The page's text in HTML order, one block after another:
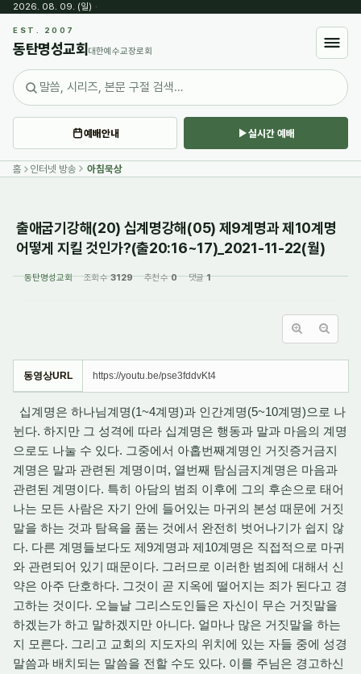
2026. 08. 09. (일) ·
EST. 2007
동탄명성교회 대한예수교장로회
예배안내 실시간 예배
홈 인터넷 방송 아침묵상
출애굽기강해(20) 십계명강해(05) 제9계명과 제10계명
어떻게 지킬 것인가?(출20:16~17)_2021-11-22(월)
동탄명성교회 조회 수3129 추천 수0 댓글1
동영상URL https://youtu.be/pse3fddvKt4
십계명은 하나님계명(1~4계명)과 인간계명(5~10계명)으로 나
뉜다. 하지만 그 성격에 따라 십계명은 행동과 말과 마음의 계명
으로도 나눌 수 있다. 그중에서 아홉번째계명인 거짓증거금지
계명은 말과 관련된 계명이며, 열번째 탐심금지계명은 마음과
관련된 계명이다. 특히 아담의 범죄 이후에 그의 후손으로 태어
나는 모든 사람은 자기 안에 들어있는 마귀의 본성 때문에 거짓
말을 하는 것과 탐욕을 품는 것에서 완전히 벗어나기가 쉽지 않
다. 다른 계명들보다도 제9계명과 제10계명은 직접적으로 마귀
와 관련되어 있기 때문이다. 그러므로 이러한 범죄에 대해서 신
약은 아주 단호하다. 그것이 곧 지옥에 떨어지는 죄가 된다고 경
고하는 것이다. 오늘날 그리스도인들은 자신이 무슨 거짓말을
하겠는가 하고 말하겠지만 아니다. 얼마나 많은 거짓말을 하는
지 모른다. 그리고 교회의 지도자의 위치에 있는 자들 중에 성경
말씀과 배치되는 말씀을 전할 수도 있다. 이를 주님은 경고하신
Sketchbook5, 스케치북5
Sketchbook5, 스케치북5